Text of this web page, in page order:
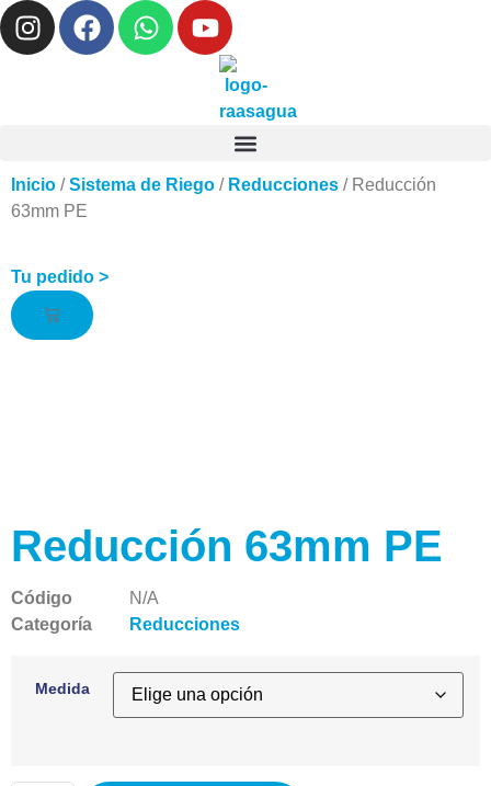
Inicio /Sistema de Riego / Reducciones / Reducción
63mm PE
Tu pedido >
Reducción 63mm PE
Código
N/A
Categoría
Reducciones
Medida